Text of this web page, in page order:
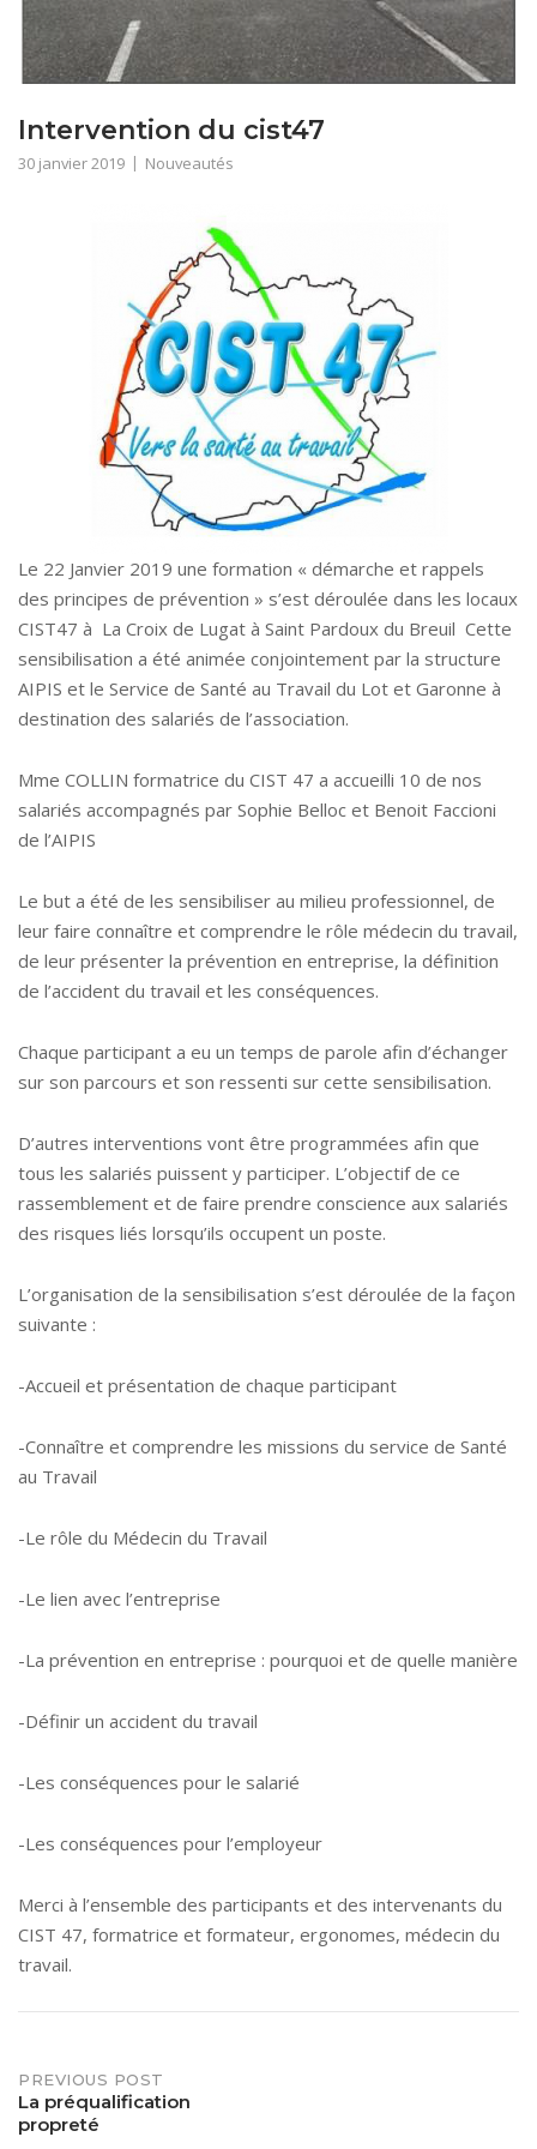
Intervention du cist47
30 janvier 2019 Nouveautés
Le 22 Janvier 2019 une formation « démarche et rappels
des principes de prévention » s’est déroulée dans les locaux
CIST47 à La Croix de Lugat à Saint Pardoux du Breuil Cette
sensibilisation a été animée conjointement par la structure
AIPIS et le Service de Santé au Travail du Lot et Garonne à
destination des salariés de l’association.
Mme COLLIN formatrice du CIST 47 a accueilli 10 de nos
salariés accompagnés par Sophie Belloc et Benoit Faccioni
de l’AIPIS
Le but a été de les sensibiliser au milieu professionnel, de
leur faire connaître et comprendre le rôle médecin du travail,
de leur présenter la prévention en entreprise, la définition
de l’accident du travail et les conséquences.
Chaque participant a eu un temps de parole afin d’échanger
sur son parcours et son ressenti sur cette sensibilisation.
D’autres interventions vont être programmées afin que
tous les salariés puissent y participer. L’objectif de ce
rassemblement et de faire prendre conscience aux salariés
des risques liés lorsqu’ils occupent un poste.
L’organisation de la sensibilisation s’est déroulée de la façon
suivante :
-Accueil et présentation de chaque participant
-Connaître et comprendre les missions du service de Santé
au Travail
-Le rôle du Médecin du Travail
-Le lien avec l’entreprise
-La prévention en entreprise : pourquoi et de quelle manière
-Définir un accident du travail
-Les conséquences pour le salarié
-Les conséquences pour l’employeur
Merci à l’ensemble des participants et des intervenants du
CIST 47, formatrice et formateur, ergonomes, médecin du
travail.
Post
navigation
PREVIOUS POST
La préqualification
propreté